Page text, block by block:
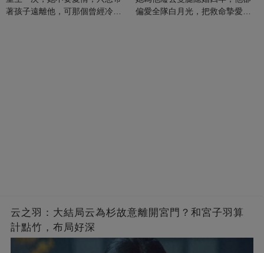
著孩子遠離他，可那個曾經冷漠
偏愛全隊白月光，把救命摯愛當
云之羽：大結局云為杉故意離開宮門？和宮子羽算
計點竹，布局好深